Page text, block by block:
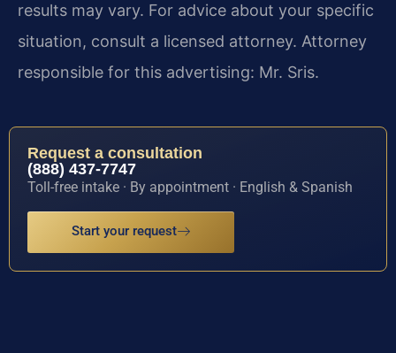
results may vary. For advice about your specific
situation, consult a licensed attorney. Attorney
responsible for this advertising: Mr. Sris.
Request a consultation
(888) 437-7747
Toll-free intake · By appointment · English & Spanish
Start your request